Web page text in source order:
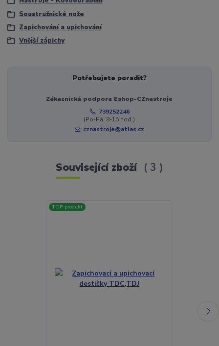
Soustružnické nože
Zapichování a upichování
Vnější zápichy
Potřebujete poradit?
Zákaznická podpora Eshop-CZnastroje
739252246
(Po-Pá, 8-15 hod.)
cznastroje@atlas.cz
Související zboží 3
TOP produkt